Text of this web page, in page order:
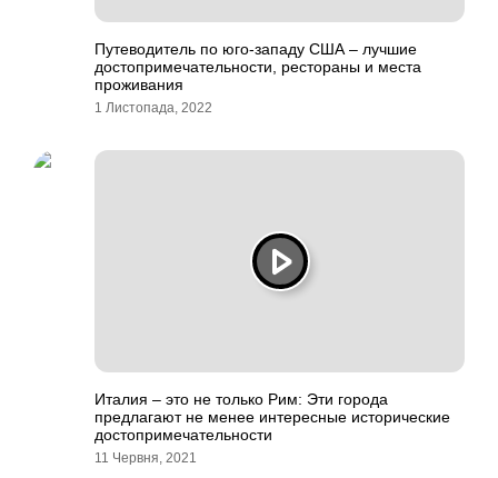
Путеводитель по юго-западу США – лучшие
достопримечательности, рестораны и места
проживания
1 Листопада, 2022
Италия – это не только Рим: Эти города
предлагают не менее интересные исторические
достопримечательности
11 Червня, 2021